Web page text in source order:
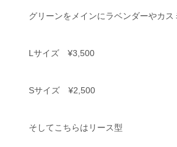
グリーンをメインにラベンダーやカ
Lサイズ ¥3,500
Sサイズ ¥2,500
そしてこちらはリース型